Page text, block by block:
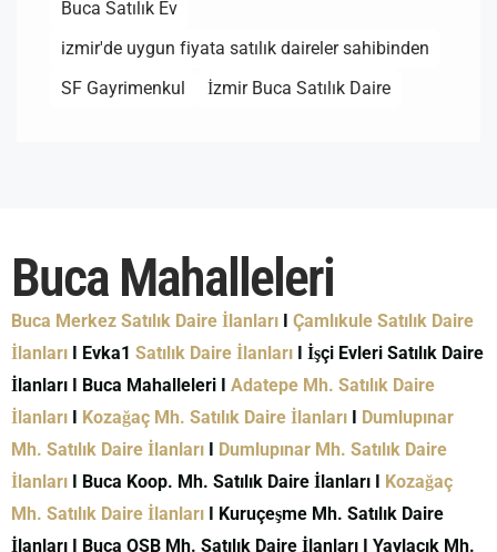
Buca Satılık Ev
izmir'de uygun fiyata satılık daireler sahibinden
SF Gayrimenkul
İzmir Buca Satılık Daire
Buca Mahalleleri
Buca Merkez Satılık Daire İlanları I Çamlıkule Satılık Daire
İlanları I Evka1 Satılık Daire İlanları I İşçi Evleri Satılık Daire
İlanları I Buca Mahalleleri I Adatepe Mh. Satılık Daire
İlanları I Kozağaç Mh. Satılık Daire İlanları I Dumlupınar
Mh. Satılık Daire İlanları I Dumlupınar Mh. Satılık Daire
İlanları I Buca Koop. Mh. Satılık Daire İlanları I Kozağaç
Mh. Satılık Daire İlanları I Kuruçeşme Mh. Satılık Daire
İlanları I Buca OSB Mh. Satılık Daire İlanları I Yaylacık Mh.